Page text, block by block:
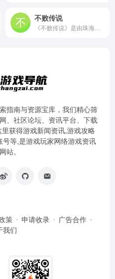
不败传说
指南与资源宝库，我们精心筛
、社区论坛、资讯平台、下载
获得游戏新闻资讯,游戏攻略
等,是游戏玩家网络游戏资讯
站。
策 申请收录
广告合作
我们